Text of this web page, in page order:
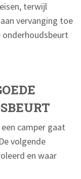
terwijl
vervanging toe
camper gaat
volgende
en waar